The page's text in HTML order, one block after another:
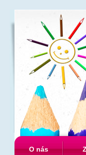
O nás